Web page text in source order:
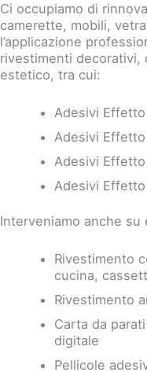
Ci occupiamo di
camerette, mobili,
l’applicazione
rivestimenti decorativi,
estetico, tra cui:
Adesivi
Adesivi
Adesivi Effetto
Adesivi
Interveniamo anche
Rivestimento
cucina,
Rivestimento
Carta da
digitale
Pellicole